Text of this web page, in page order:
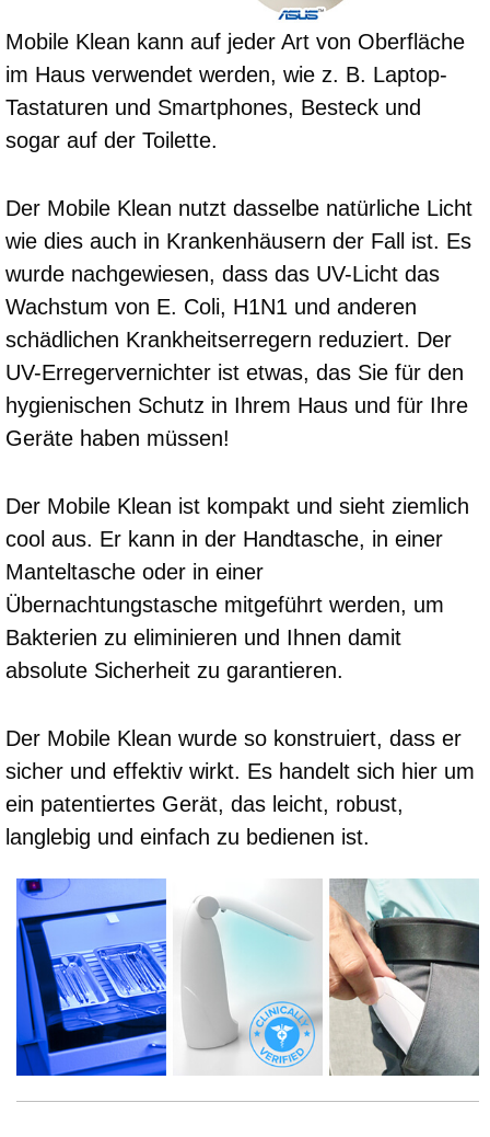
Mobile Klean kann auf jeder Art von Oberfläche
im Haus verwendet werden, wie z. B. Laptop-
Tastaturen und Smartphones, Besteck und
sogar auf der Toilette.
Der Mobile Klean nutzt dasselbe natürliche Licht
wie dies auch in Krankenhäusern der Fall ist. Es
wurde nachgewiesen, dass das UV-Licht das
Wachstum von E. Coli, H1N1 und anderen
schädlichen Krankheitserregern reduziert. Der
UV-Erregervernichter ist etwas, das Sie für den
hygienischen Schutz in Ihrem Haus und für Ihre
Geräte haben müssen!
Der Mobile Klean ist kompakt und sieht ziemlich
cool aus. Er kann in der Handtasche, in einer
Manteltasche oder in einer
Übernachtungstasche mitgeführt werden, um
Bakterien zu eliminieren und Ihnen damit
absolute Sicherheit zu garantieren.
Der Mobile Klean wurde so konstruiert, dass er
sicher und effektiv wirkt. Es handelt sich hier um
ein patentiertes Gerät, das leicht, robust,
langlebig und einfach zu bedienen ist.